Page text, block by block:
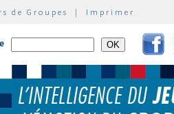
de Groupes | Imprimer